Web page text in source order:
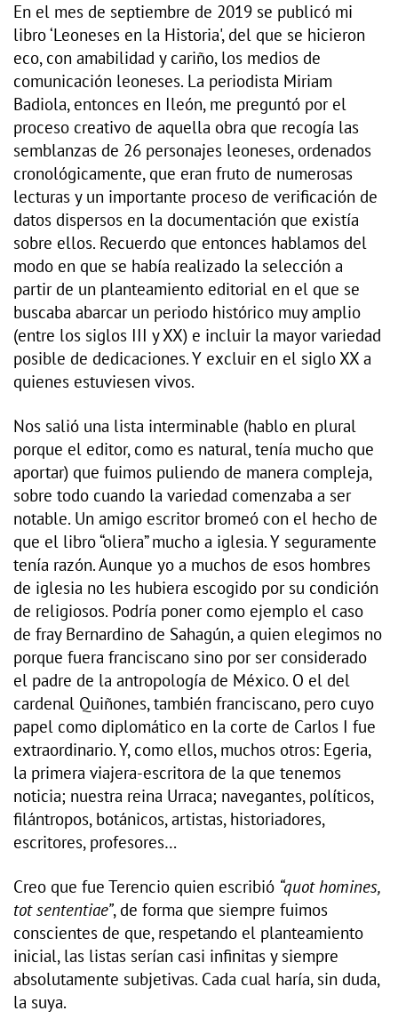
En el mes de septiembre de 2019 se publicó mi
libro ‘Leoneses en la Historia', del que se hicieron
eco, con amabilidad y cariño, los medios de
comunicación leoneses. La periodista Miriam
Badiola, entonces en Ileón, me preguntó por el
proceso creativo de aquella obra que recogía las
semblanzas de 26 personajes leoneses, ordenados
cronológicamente, que eran fruto de numerosas
lecturas y un importante proceso de verificación de
datos dispersos en la documentación que existía
sobre ellos. Recuerdo que entonces hablamos del
modo en que se había realizado la selección a
partir de un planteamiento editorial en el que se
buscaba abarcar un periodo histórico muy amplio
(entre los siglos III y XX) e incluir la mayor variedad
posible de dedicaciones. Y excluir en el siglo XX a
quienes estuviesen vivos.
Nos salió una lista interminable (hablo en plural
porque el editor, como es natural, tenía mucho que
aportar) que fuimos puliendo de manera compleja,
sobre todo cuando la variedad comenzaba a ser
notable. Un amigo escritor bromeó con el hecho de
que el libro “oliera” mucho a iglesia. Y seguramente
tenía razón. Aunque yo a muchos de esos hombres
de iglesia no les hubiera escogido por su condición
de religiosos. Podría poner como ejemplo el caso
de fray Bernardino de Sahagún, a quien elegimos no
porque fuera franciscano sino por ser considerado
el padre de la antropología de México. O el del
cardenal Quiñones, también franciscano, pero cuyo
papel como diplomático en la corte de Carlos I fue
extraordinario. Y, como ellos, muchos otros: Egeria,
la primera viajera-escritora de la que tenemos
noticia; nuestra reina Urraca; navegantes, políticos,
filántropos, botánicos, artistas, historiadores,
escritores, profesores…
Creo que fue Terencio quien escribió “quot homines,
tot sententiae”, de forma que siempre fuimos
conscientes de que, respetando el planteamiento
inicial, las listas serían casi infinitas y siempre
absolutamente subjetivas. Cada cual haría, sin duda,
la suya.